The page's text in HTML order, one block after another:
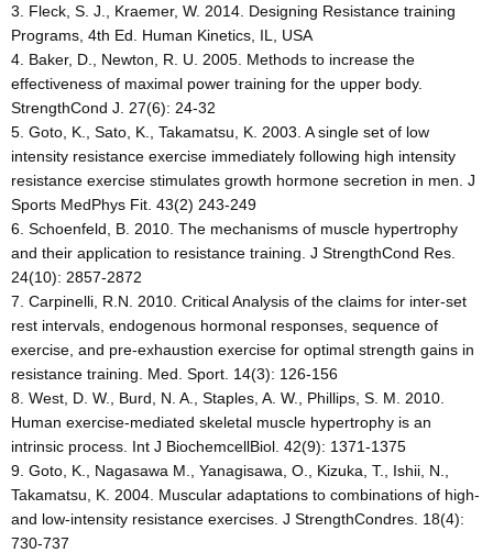
Fleck, S. J., Kraemer, W. 2014. Designing Resistance training
Programs, 4th Ed. Human Kinetics, IL, USA
Baker, D., Newton, R. U. 2005. Methods to increase the
effectiveness of maximal power training for the upper body.
StrengthCond J. 27(6): 24-32
Goto, K., Sato, K., Takamatsu, K. 2003. A single set of low
intensity resistance exercise immediately following high intensity
resistance exercise stimulates growth hormone secretion in men. J
Sports MedPhys Fit. 43(2) 243-249
Schoenfeld, B. 2010. The mechanisms of muscle hypertrophy
and their application to resistance training. J StrengthCond Res.
24(10): 2857-2872
Carpinelli, R.N. 2010. Critical Analysis of the claims for inter-set
rest intervals, endogenous hormonal responses, sequence of
exercise, and pre-exhaustion exercise for optimal strength gains in
resistance training. Med. Sport. 14(3): 126-156
West, D. W., Burd, N. A., Staples, A. W., Phillips, S. M. 2010.
Human exercise-mediated skeletal muscle hypertrophy is an
intrinsic process. Int J BiochemcellBiol. 42(9): 1371-1375
Goto, K., Nagasawa M., Yanagisawa, O., Kizuka, T., Ishii, N.,
Takamatsu, K. 2004. Muscular adaptations to combinations of high-
and low-intensity resistance exercises. J StrengthCondres. 18(4):
730-737